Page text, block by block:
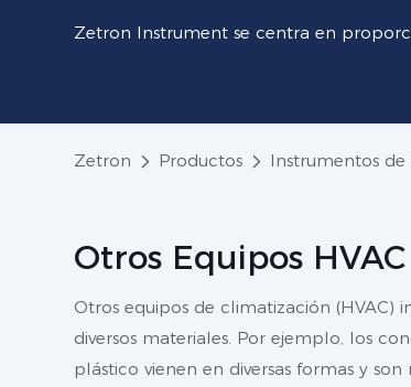
Zetron Instrument se centra en
Zetron Productos Instrumentos
Otros Equipos HVAC
Otros equipos de climatización (HVAC)
diversos materiales. Por ejemplo, los
plástico vienen en diversas formas y